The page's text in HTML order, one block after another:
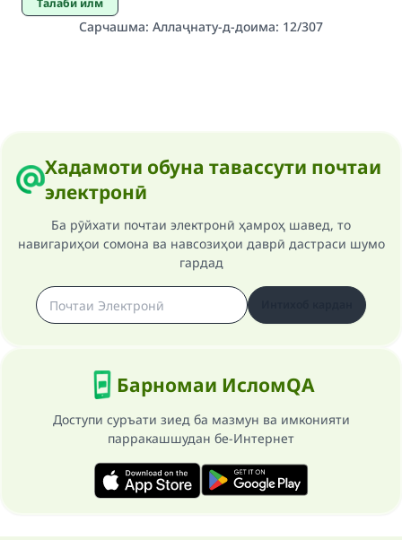
Талаби илм
Сарчашма: Аллаҷнату-д-доима: 12/307
Хадамоти обуна тавассути почтаи
электронӣ
Ба рӯйхати почтаи электронӣ ҳамроҳ шавед, то
навигариҳои сомона ва навсозиҳои даврӣ дастраси шумо
гардад
Барномаи ИсломQA
Доступи суръати зиед ба мазмун ва имконияти
парракашшудан бе-Интернет